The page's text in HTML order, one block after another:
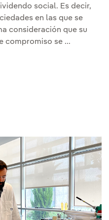
social. Es decir,
en las que se
consideración que su
compromiso se ...
con 700 empleados con
con 700 empleados
con 700